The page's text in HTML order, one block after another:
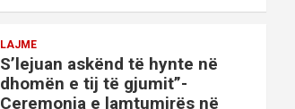
LAJME
S’lejuan askënd të hynte në
dhomën e tij të gjumit”-
Ceremonia e lamtumirës në